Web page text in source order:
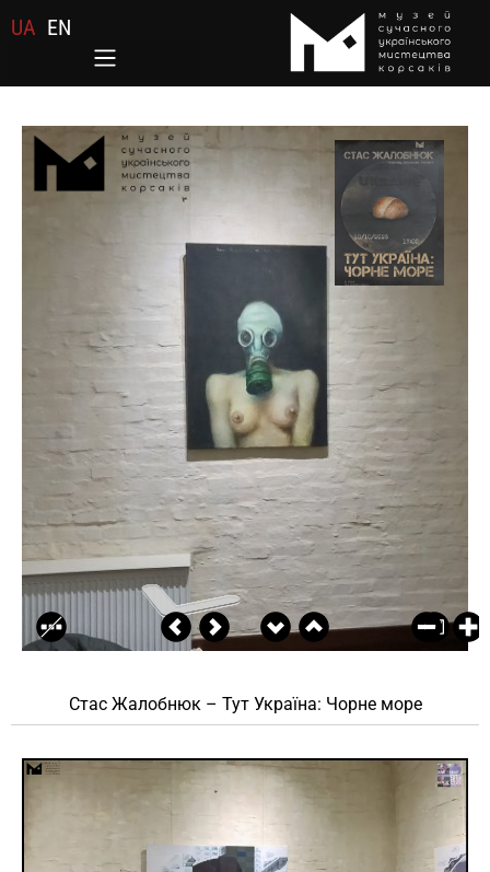
UA EN
Стас Жалобнюк – Тут Україна: Чорне море